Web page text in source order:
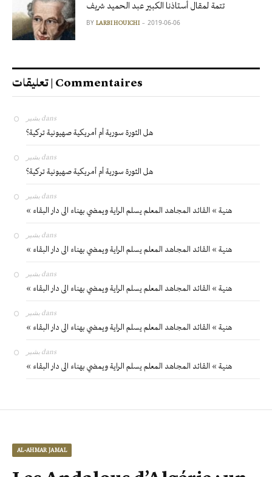
تتمة لمقال أستاذنا الكبير عبد الحميد شريف
BY LARBI HOUICHI 2019-06-06
تعليقات | Commentaires
بشير dans
هل الثورة سورية أم أمريكية صهيونية تركية؟
بشير dans
هل الثورة سورية أم أمريكية صهيونية تركية؟
بشير dans
« هنية » القائد المجاهد المعلم يسلم الراية ويمضي بهناء الى دار البقاء
بشير dans
« هنية » القائد المجاهد المعلم يسلم الراية ويمضي بهناء الى دار البقاء
بشير dans
« هنية » القائد المجاهد المعلم يسلم الراية ويمضي بهناء الى دار البقاء
بشير dans
« هنية » القائد المجاهد المعلم يسلم الراية ويمضي بهناء الى دار البقاء
بشير dans
« هنية » القائد المجاهد المعلم يسلم الراية ويمضي بهناء الى دار البقاء
AL-AHMAR JAMAL